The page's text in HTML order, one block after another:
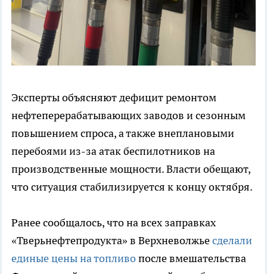
Эксперты объясняют дефицит ремонтом
нефтеперерабатывающих заводов и сезонным
повышением спроса, а также внеплановыми
перебоями из-за атак беспилотников на
производственные мощности. Власти обещают,
что ситуация стабилизируется к концу октября.
Ранее сообщалось, что на всех заправках
«Тверьнефтепродукта» в Верхневолжьесделали
единые цены на топливопосле вмешательства